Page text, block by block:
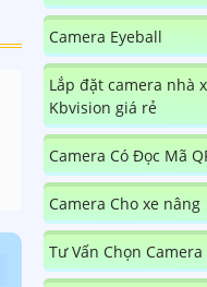
Camera Eyeball
Lắp đặt camera nhà
Kbvision giá rẻ
Camera Có Đọc Mã
Camera Cho xe nâng
Tư Vấn Chọn